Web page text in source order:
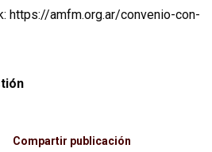
https://amfm.org.ar/convenio-con-
Compartir publicación